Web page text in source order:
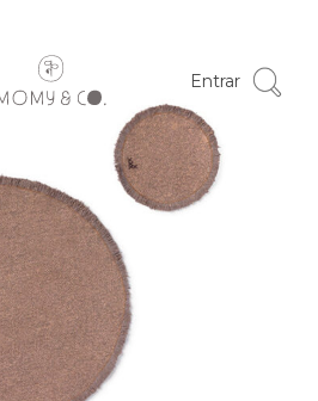
Entrar